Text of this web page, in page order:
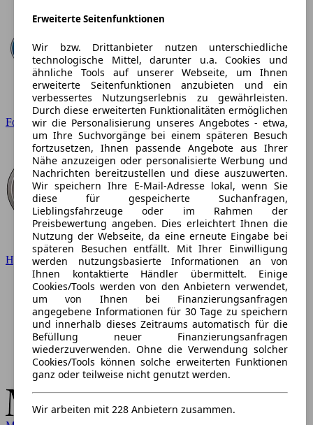
Ford
Hyundai
Erweiterte Seitenfunktionen
Wir bzw. Drittanbieter nutzen unterschiedliche
technologische Mittel, darunter u.a. Cookies und
ähnliche Tools auf unserer Webseite, um Ihnen
erweiterte Seitenfunktionen anzubieten und ein
verbessertes Nutzungserlebnis zu gewährleisten.
Durch diese erweiterten Funktionalitäten ermöglichen
wir die Personalisierung unseres Angebotes - etwa,
um Ihre Suchvorgänge bei einem späteren Besuch
fortzusetzen, Ihnen passende Angebote aus Ihrer
Nähe anzuzeigen oder personalisierte Werbung und
Nachrichten bereitzustellen und diese auszuwerten.
Wir speichern Ihre E-Mail-Adresse lokal, wenn Sie
diese für gespeicherte Suchanfragen,
Lieblingsfahrzeuge oder im Rahmen der
Preisbewertung angeben. Dies erleichtert Ihnen die
Nutzung der Webseite, da eine erneute Eingabe bei
späteren Besuchen entfällt. Mit Ihrer Einwilligung
werden nutzungsbasierte Informationen an von
Ihnen kontaktierte Händler übermittelt. Einige
Cookies/Tools werden von den Anbietern verwendet,
um von Ihnen bei Finanzierungsanfragen
angegebene Informationen für 30 Tage zu speichern
und innerhalb dieses Zeitraums automatisch für die
Befüllung neuer Finanzierungsanfragen
wiederzuverwenden. Ohne die Verwendung solcher
Cookies/Tools können solche erweiterten Funktionen
ganz oder teilweise nicht genutzt werden.
Wir arbeiten mit 228 Anbietern zusammen.